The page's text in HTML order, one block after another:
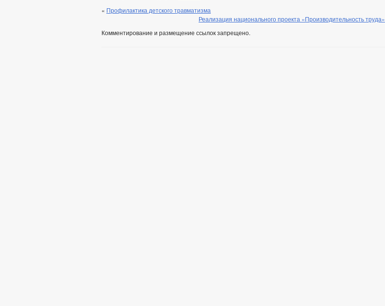
« Профилактика детского травматизма
Реализация национального проекта «Производительность труда»
Комментирование и размещение ссылок запрещено.